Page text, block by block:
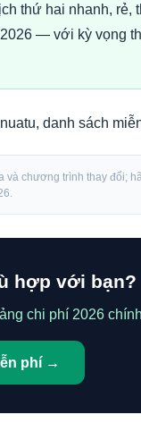
thứ hai nhanh, rẻ,
— với kỳ vọng
, danh sách
và chương trình thay đổi;
hợp với bạn?
chi phí 2026
phí →